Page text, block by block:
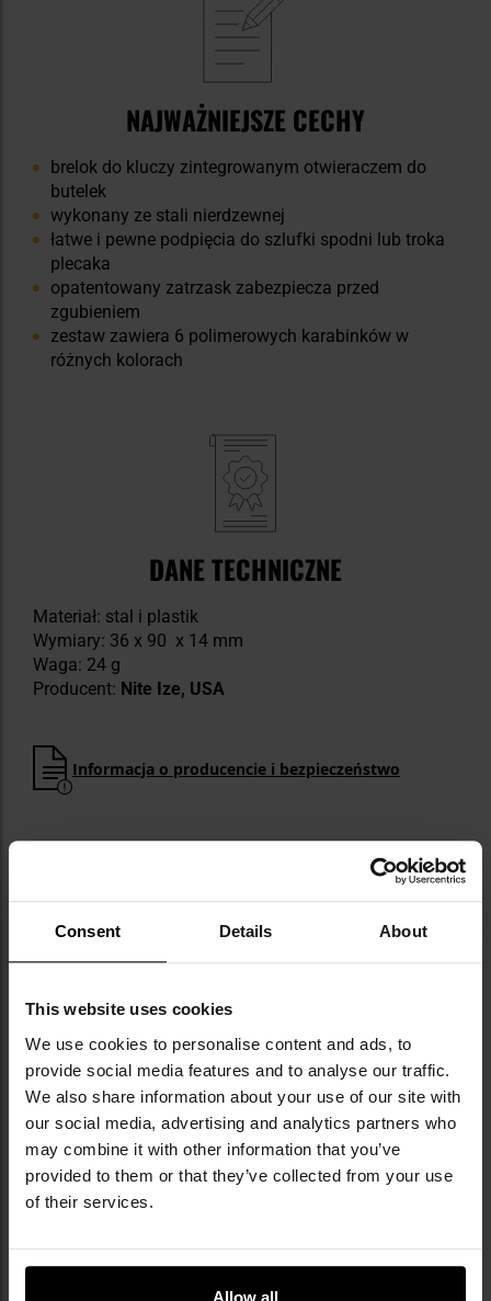
Consent Details About
This website uses cookies
We use cookies to personalise content and ads, to
provide social media features and to analyse our traffic.
We also share information about your use of our site with
our social media, advertising and analytics partners who
may combine it with other information that you’ve
provided to them or that they’ve collected from your use
of their services.
Allow all
NAJWAŻNIEJSZE CECHY
brelok do kluczy zintegrowanym otwieraczem do
butelek
wykonany ze stali nierdzewnej
łatwe i pewne podpięcia do szlufki spodni lub troka
plecaka
opatentowany zatrzask zabezpiecza przed
zgubieniem
zestaw zawiera 6 polimerowych karabinków w
różnych kolorach
DANE TECHNICZNE
Materiał: stal i plastik
Wymiary: 36 x 90 x 14 mm
Waga: 24 g
Producent: Nite Ize, USA
Informacja o producencie i bezpieczeństwo
Militaria.pl jest dealerem premium marki Nite
Nite Ize to amerykańska marka z Kolorado,
założona w 1989 roku przez Ricka Case’a -
studenta, który podczas nocnego wędkowania
utknął z latarką w ustach i... wpadła mu do
wody. To zdarzenie zapoczątkowało pomysł na
Headband Mini Flashlight Holder, a dziś firma
oferuje ponad 500 innowacyjnych akcesoriów
EDC. Marka zdobyła rozgłos dzięki S-Binerowi -
sławę na miarę ikon takich jak szklana butelka